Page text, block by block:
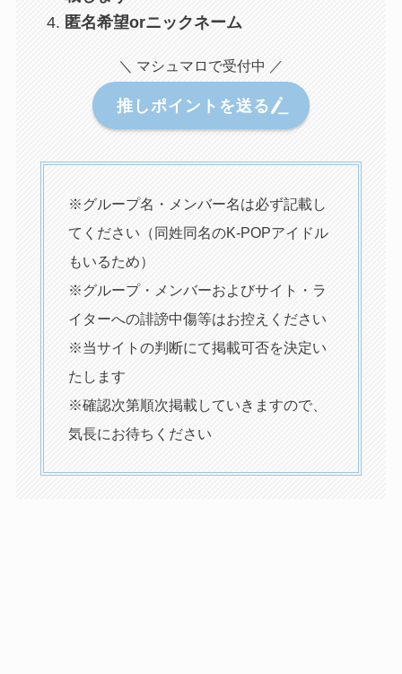
匿名希望orニックネーム
＼ マシュマロで受付中 ／
推しポイントを送る
※グループ名・メンバー名は必ず記載し
てください（同姓同名のK-POPアイドル
もいるため）
※グループ・メンバーおよびサイト・ラ
イターへの誹謗中傷等はお控えください
※当サイトの判断にて掲載可否を決定い
たします
※確認次第順次掲載していきますので、
気長にお待ちください